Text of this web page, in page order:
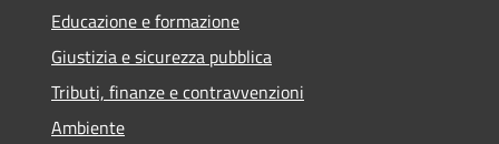
Educazione e formazione
Giustizia e sicurezza pubblica
Tributi, finanze e contravvenzioni
Ambiente